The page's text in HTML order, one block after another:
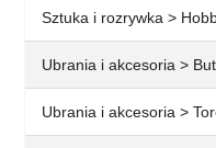
Sztuka i rozrywka >
Ubrania i akcesoria >
Ubrania i akcesoria >